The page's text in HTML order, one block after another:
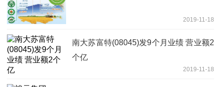
2019-11-18
南大苏富特(08045)发9个月业绩 营业额2
个亿
2019-11-18